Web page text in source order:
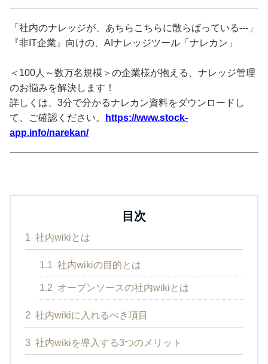
「社内のナレッジが、あちらこちらに散らばっている---」
『非IT企業』向けの、AIナレッジツール「ナレカン」
＜100人～数万名規模＞の企業様が抱える、ナレッジ管理
のお悩みを解決します！
詳しくは、3分で分かるナレカン資料をダウンロードし
て、ご確認ください。
https://www.stock-
app.info/narekan/
目次
1 社内wikiとは
1.1 社内wikiの目的とは
1.2 オープンソースの社内wikiとは
2 社内wikiに入れるべき項目
3 社内wikiを導入する3つのメリット